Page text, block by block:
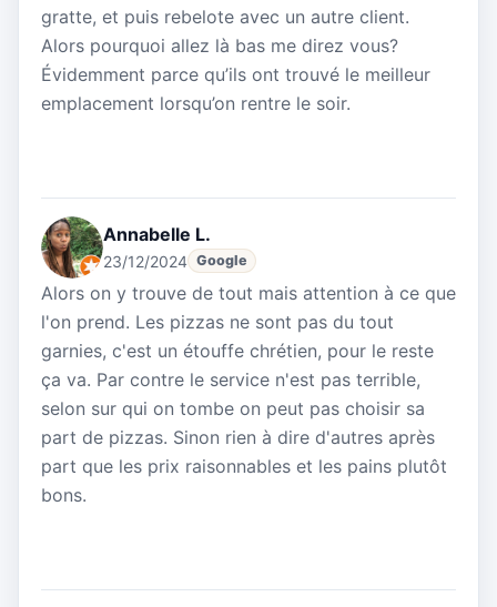
gratte, et puis rebelote avec un autre client.
Alors pourquoi allez là bas me direz vous?
Évidemment parce qu’ils ont trouvé le meilleur
emplacement lorsqu’on rentre le soir.
Annabelle L.
23/12/2024 Google
Alors on y trouve de tout mais attention à ce que
l'on prend. Les pizzas ne sont pas du tout
garnies, c'est un étouffe chrétien, pour le reste
ça va. Par contre le service n'est pas terrible,
selon sur qui on tombe on peut pas choisir sa
part de pizzas. Sinon rien à dire d'autres après
part que les prix raisonnables et les pains plutôt
bons.